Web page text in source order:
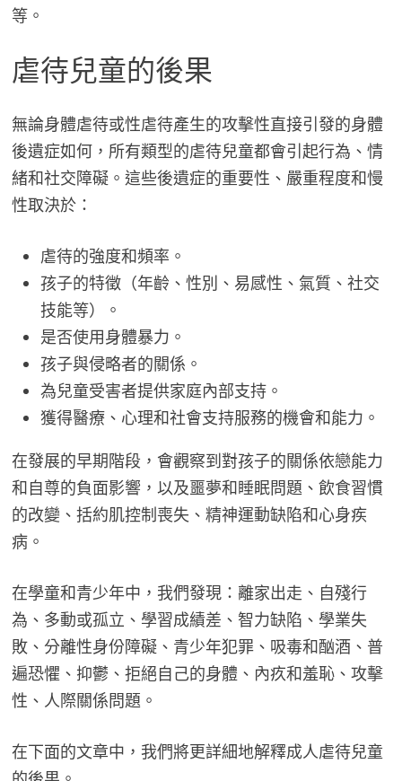
等。
虐待兒童的後果
無論身體虐待或性虐待產生的攻擊性直接引發的身體
後遺症如何，所有類型的虐待兒童都會引起行為、情
緒和社交障礙。這些後遺症的重要性、嚴重程度和慢
性取決於：
虐待的強度和頻率。
孩子的特徵（年齡、性別、易感性、氣質、社交
技能等）。
是否使用身體暴力。
孩子與侵略者的關係。
為兒童受害者提供家庭內部支持。
獲得醫療、心理和社會支持服務的機會和能力。
在發展的早期階段，會觀察到對孩子的關係依戀能力
和自尊的負面影響，以及噩夢和睡眠問題、飲食習慣
的改變、括約肌控制喪失、精神運動缺陷和心身疾
病。
在學童和青少年中，我們發現：離家出走、自殘行
為、多動或孤立、學習成績差、智力缺陷、學業失
敗、分離性身份障礙、青少年犯罪、吸毒和酗酒、普
遍恐懼、抑鬱、拒絕自己的身體、內疚和羞恥、攻擊
性、人際關係問題。
在下面的文章中，我們將更詳細地解釋成人虐待兒童